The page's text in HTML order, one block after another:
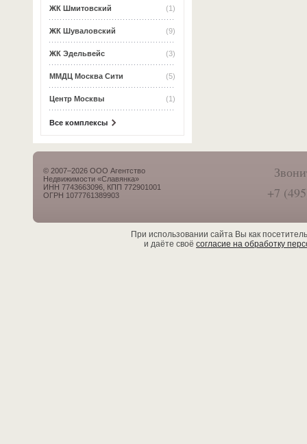
(1)
ЖК Шмитовский
(9)
ЖК Шуваловский
(3)
ЖК Эдельвейс
(5)
ММДЦ Москва Сити
(1)
Центр Москвы
Все комплексы
© 2007–2026 ООО Агентство
Недвижимости «Славянка»
ИНН 7743663096, КПП 772901001
ОГРН 1077761389903
+7
При использовании сайта Вы как
и даёте своё согласие на обработку